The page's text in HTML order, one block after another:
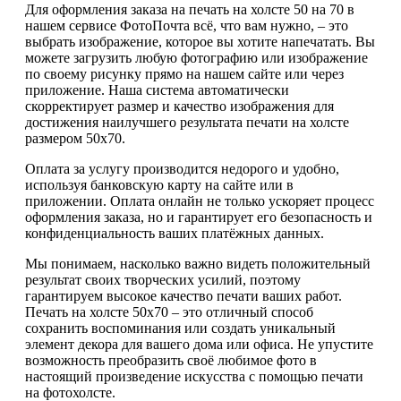
Для оформления заказа на печать на холсте 50 на 70 в
нашем сервисе ФотоПочта всё, что вам нужно, – это
выбрать изображение, которое вы хотите напечатать. Вы
можете загрузить любую фотографию или изображение
по своему рисунку прямо на нашем сайте или через
приложение. Наша система автоматически
скорректирует размер и качество изображения для
достижения наилучшего результата печати на холсте
размером 50х70.
Оплата за услугу производится недорого и удобно,
используя банковскую карту на сайте или в
приложении. Оплата онлайн не только ускоряет процесс
оформления заказа, но и гарантирует его безопасность и
конфиденциальность ваших платёжных данных.
Мы понимаем, насколько важно видеть положительный
результат своих творческих усилий, поэтому
гарантируем высокое качество печати ваших работ.
Печать на холсте 50х70 – это отличный способ
сохранить воспоминания или создать уникальный
элемент декора для вашего дома или офиса. Не упустите
возможность преобразить своё любимое фото в
настоящий произведение искусства с помощью печати
на фотохолсте.